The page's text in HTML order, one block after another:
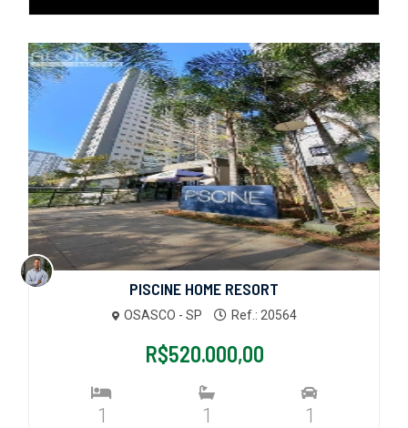
PISCINE HOME RESORT
OSASCO - SP Ref.: 20564
R$520.000,00
1 1 1